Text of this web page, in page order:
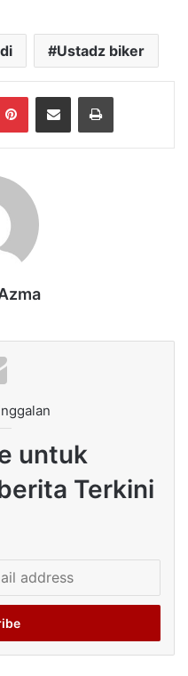
Ustadz biker
PinterestShare via Email Print
untuk
Terkini